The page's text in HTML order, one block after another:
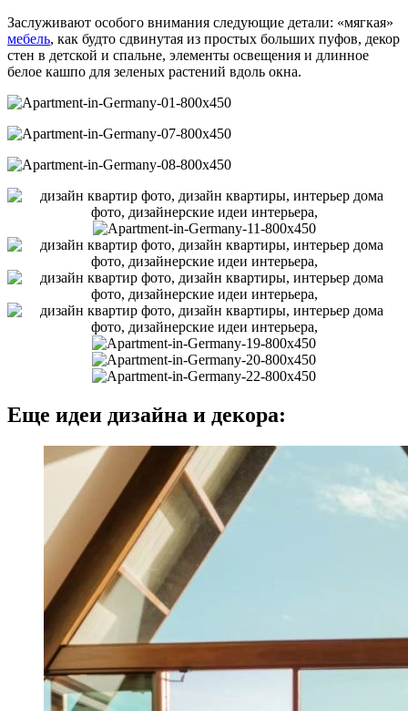
Заслуживают особого внимания следующие детали: «мягкая»
мебель, как будто сдвинутая из простых больших пуфов, декор
стен в детской и спальне, элементы освещения и длинное
белое кашпо для зеленых растений вдоль окна.
Еще идеи дизайна и декора: